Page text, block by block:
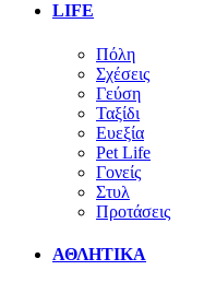
LIFE
Πόλη
Σχέσεις
Γεύση
Ταξίδι
Ευεξία
Pet Life
Γονείς
Στυλ
Προτάσεις
ΑΘΛΗΤΙΚΑ